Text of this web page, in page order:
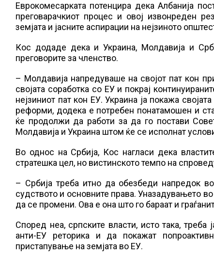
Еврокомесарката потенцира дека Албанија
преговарачкиот процес и овој извонреден
земјата и јасните аспирации на нејзиното
Кос додаде дека и Украина, Молдавија и
преговорите за членство.
– Молдавија напредуваше на својот пат кон
својата соработка со ЕУ и покрај
нејзиниот пат кон ЕУ. Украина ја покажа
реформи, додека е потребен понатамошен и
ќе продолжи да работи за да го постави
Молдавија и Украина штом ќе се исполнат
Во однос на Србија, Кос нагласи дека
стратешка цел, но вистинското темпо на
– Србија треба итно да обезбеди напредок
судството и основните права. Уназадувањето
да се промени. Ова е она што го бараат и
Според неа, српските власти, исто така, треба
анти-ЕУ реторика и да покажат
пристапување на земјата во ЕУ.